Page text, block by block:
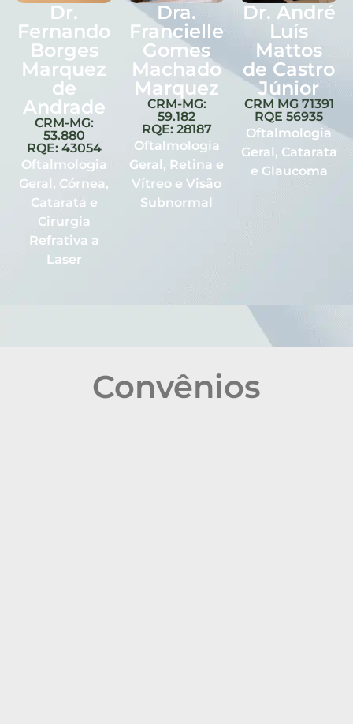
Dr.
Fernando
Borges
Marquez
de
Andrade
CRM-MG:
53.880
RQE: 43054
Oftalmologia
Geral, Córnea,
Catarata e
Cirurgia
Refrativa a
Laser
Dra.
Francielle
Gomes
Machado
Marquez
CRM-MG:
59.182
RQE: 28187
Oftalmologia
Geral, Retina e
Vítreo e Visão
Subnormal
Dr. André
Luís
Mattos
de Castro
Júnior
CRM MG 71391
RQE 56935
Oftalmologia
Geral, Catarata
e Glaucoma
Convênios